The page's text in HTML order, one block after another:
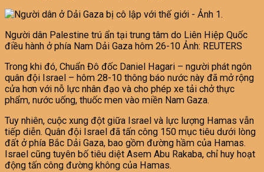
Người dân Palestine trú ẩn tại trung tâm do Liên Hiệp Quốc
điều hành ở phía Nam Dải Gaza hôm 26-10 Ảnh: REUTERS
Trong khi đó, Chuẩn Đô đốc Daniel Hagari – người phát ngôn
quân đội Israel – hôm 28-10 thông báo nước này đã mở rộng
cửa hơn với nỗ lực nhân đạo và cho phép xe tải chở thực
phẩm, nước uống, thuốc men vào miền Nam Gaza.
Tuy nhiên, cuộc xung đột giữa Israel và lực lượng Hamas vẫn
tiếp diễn. Quân đội Israel đã tấn công 150 mục tiêu dưới lòng
đất ở phía Bắc Dải Gaza, bao gồm đường hầm của Hamas.
Israel cũng tuyên bố tiêu diệt Asem Abu Rakaba, chỉ huy hoạt
động tấn công đường không của Hamas.